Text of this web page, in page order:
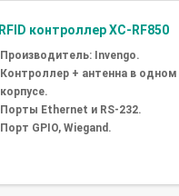
RFID контроллер XC-RF850
Производитель: Invengo.
Контроллер + антенна в одном
корпусе.
Порты Ethernet и RS-232.
Порт GPIO, Wiegand.